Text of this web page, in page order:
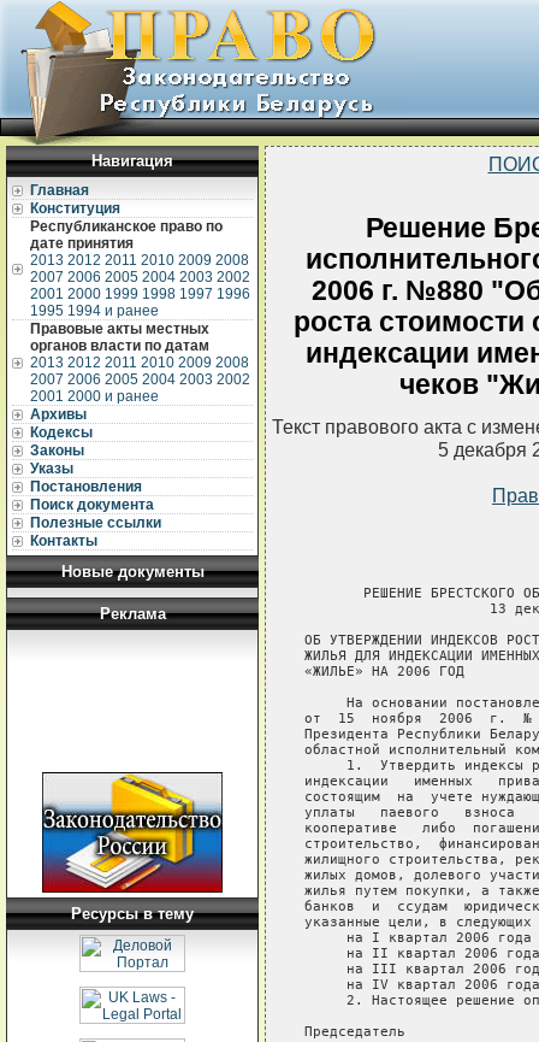
Навигация
Главная
Конституция
Республиканское право по
дате принятия
2013 2012 2011 2010 2009 2008
2007 2006 2005 2004 2003 2002
2001 2000 1999 1998 1997 1996
1995 1994 и ранее
Правовые акты местных
органов власти по датам
2013 2012 2011 2010 2009 2008
2007 2006 2005 2004 2003 2002
2001 2000 и ранее
Архивы
Кодексы
Законы
Указы
Постановления
Поиск документа
Полезные ссылки
Контакты
Новые документы
Реклама
Ресурсы в тему
Решение
2006 г. №880
роста стоимости
индексации
чеков
Текст правового акта с
5 декабря
РЕШЕНИЕ БРЕСТСКОГО
13
ОБ УТВЕРЖДЕНИИ ИНДЕКСОВ
ЖИЛЬЯ ДЛЯ ИНДЕКСАЦИИ
«ЖИЛЬЕ» НА 2006 ГОД
На основании
от  15  ноября  2006  г.  №
Президента Республики
областной исполнительный
1.  Утвердить индексы
индексации   именных
состоящим  на  учете
уплаты   паевого   взноса
кооперативе   либо
строительство,
жилищного строительства,
жилых домов, долевого
жилья путем покупки, а
банков  и  ссудам
указанные цели, в следующих
на I квартал 2006 года
на II квартал 2006
на III квартал 2006
на IV квартал 2006
2. Настоящее решение
Председатель